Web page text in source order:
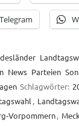
Telegram
News Parteien
Schlagwörter:
,
Vorpommern,